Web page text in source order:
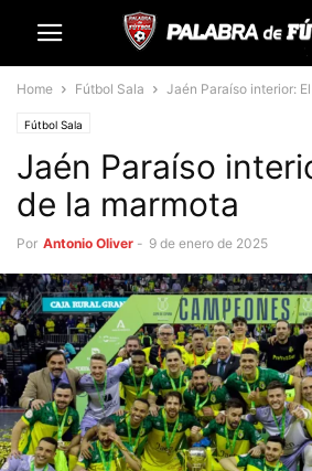
Home Fútbol Sala Jaén Paraíso interior:
Fútbol Sala
Jaén Paraíso
de la marmota
Por Antonio Oliver - 9 de enero de 2025